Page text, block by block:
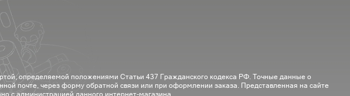
определяемой положениями Статьи 437 Гражданского кодекса РФ. Точные данные о
почте, через форму обратной связи или при оформлении заказа. Представленная на сайте
с администрацией данного интернет-магазина.